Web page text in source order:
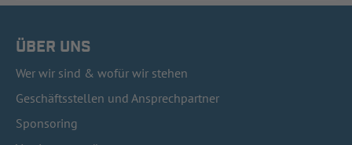
ÜBER UNS
Wer wir sind & wofür wir stehen
Geschäftsstellen und Ansprechpartner
Sponsoring